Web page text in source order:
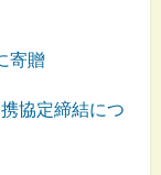
寄贈
協定締結につ